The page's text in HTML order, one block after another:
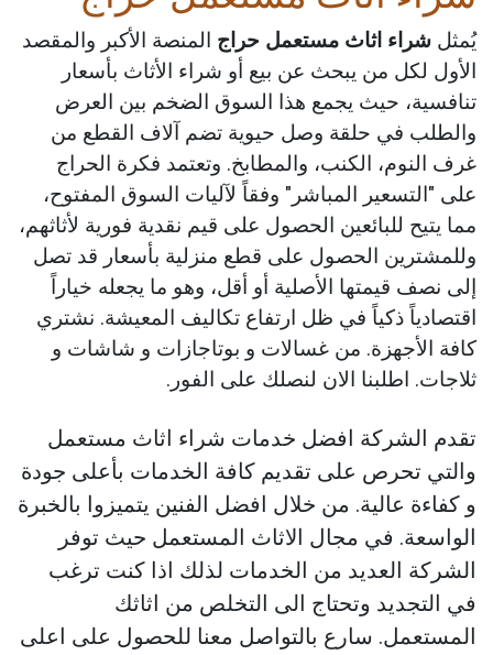
يُمثل شراء اثاث مستعمل حراج المنصة الأكبر والمقصد
الأول لكل من يبحث عن بيع أو شراء الأثاث بأسعار
تنافسية، حيث يجمع هذا السوق الضخم بين العرض
والطلب في حلقة وصل حيوية تضم آلاف القطع من
غرف النوم، الكنب، والمطابخ. وتعتمد فكرة الحراج
على "التسعير المباشر" وفقاً لآليات السوق المفتوح،
مما يتيح للبائعين الحصول على قيم نقدية فورية لأثاثهم،
وللمشترين الحصول على قطع منزلية بأسعار قد تصل
إلى نصف قيمتها الأصلية أو أقل، وهو ما يجعله خياراً
اقتصادياً ذكياً في ظل ارتفاع تكاليف المعيشة. نشتري
كافة الأجهزة. من غسالات و بوتاجازات و شاشات و
ثلاجات. اطلبنا الان لنصلك على الفور.
تقدم الشركة افضل خدمات شراء اثاث مستعمل
والتي تحرص على تقديم كافة الخدمات بأعلى جودة
و كفاءة عالية. من خلال افضل الفنين يتميزوا بالخبرة
الواسعة. في مجال الاثاث المستعمل حيث توفر
الشركة العديد من الخدمات لذلك اذا كنت ترغب
في التجديد وتحتاج الى التخلص من اثاثك
المستعمل. سارع بالتواصل معنا للحصول على اعلى